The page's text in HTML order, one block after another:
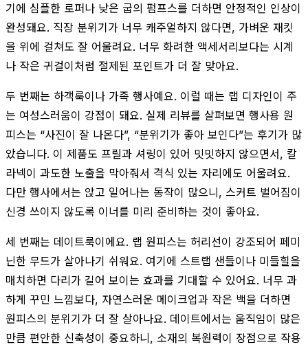
기에 심플한 로퍼나 낮은 굽의 펌프스를 더하면 안정적인 인상이
완성돼요. 직장 분위기가 너무 캐주얼하지 않다면, 가벼운 재킷
을 위에 걸쳐도 잘 어울려요. 너무 화려한 액세서리보다는 시계
나 작은 귀걸이처럼 절제된 포인트가 더 잘 맞아요.
두 번째는 하객룩이나 가족 행사예요. 이럴 때는 랩 디자인이 주
는 여성스러움이 강점이 돼요. 실제 리뷰를 살펴보면 행사용 원
피스는 “사진이 잘 나온다”, “분위기가 좋아 보인다”는 후기가 많
았습니다. 이 제품도 프릴과 셔링이 있어 밋밋하지 않으면서, 칼
라넥이 과도한 노출을 막아줘서 격식 있는 자리에도 어울려요.
다만 행사에서는 앉고 일어나는 동작이 많으니, 스커트 벌어짐이
신경 쓰이지 않도록 이너를 미리 준비하는 것이 좋아요.
세 번째는 데이트룩이에요. 랩 원피스는 허리선이 강조되어 페미
닌한 무드가 살아나기 쉬워요. 여기에 스트랩 샌들이나 미들힐을
매치하면 다리가 길어 보이는 효과를 기대할 수 있어요. 너무 과
하게 꾸민 느낌보다, 자연스러운 메이크업과 작은 백을 더하면
원피스의 분위기가 더 잘 살아나요. 데이트에서는 움직임이 많은
만큼 편안한 신축성이 중요하니, 소재의 복원력이 장점으로 작용